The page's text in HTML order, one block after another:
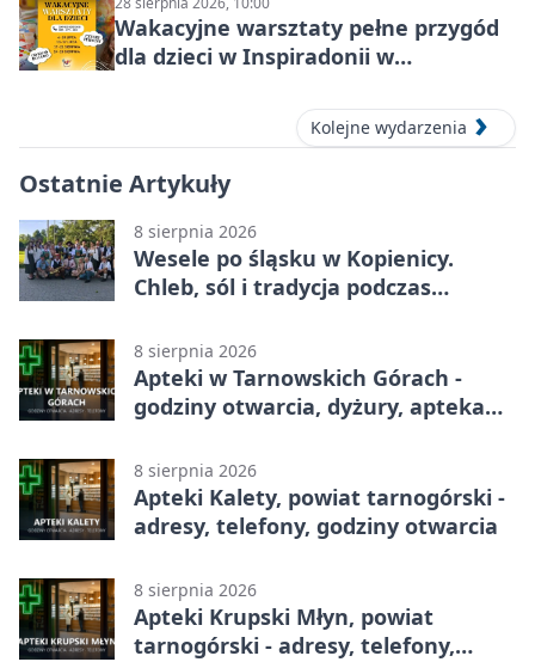
Wakacyjne warsztaty pełne przygód
dla dzieci w Inspiradonii w
Kolejne wydarzenia
Ostatnie Artykuły
8 sierpnia 2026
Wesele po śląsku w Kopienicy.
Chleb, sól i tradycja podczas
8 sierpnia 2026
Apteki w Tarnowskich Górach -
godziny otwarcia, dyżury, apteka
8 sierpnia 2026
Apteki Kalety, powiat tarnogórski -
adresy, telefony, godziny otwarcia
8 sierpnia 2026
Apteki Krupski Młyn, powiat
tarnogórski - adresy, telefony,